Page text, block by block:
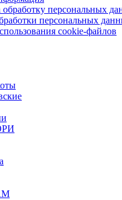
обработку персональных
персональных
cookie-файлов